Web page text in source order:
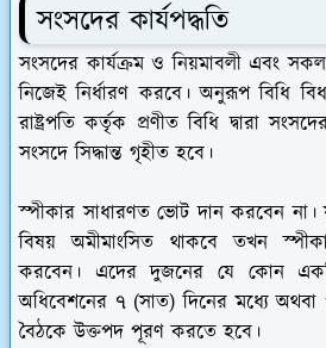
সংসদের কার্যপদ্ধতি
সংসদের কার্যক্রম ও নিয়মাবলী এবং
নিজেই নির্ধারণ করবে। অনুরূপ বিধি
রাষ্ট্রপতি কর্তৃক প্রণীত বিধি দ্বারা
সংসদে সিদ্ধান্ত গৃহীত হবে।
স্পীকার সাধারণত ভোট দান করবেন
বিষয় অমীমাংসিত থাকবে তখন
করবেন। এদের দুজনের যে কোন
অধিবেশনের ৭ (সাত) দিনের মধ্যে অথবা
বৈঠকে উক্তপদ পূরণ করতে হবে।